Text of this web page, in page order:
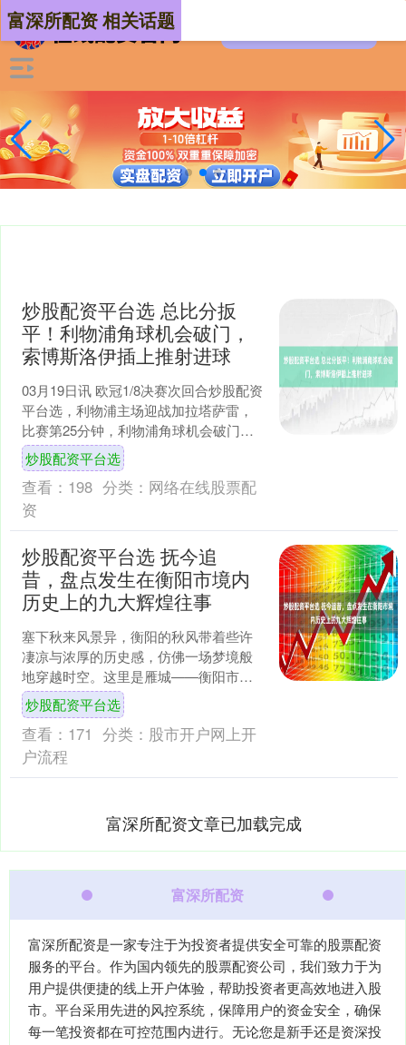
富深所配资 相关话题
炒股配资平台选 总比分扳
平！利物浦角球机会破门，
索博斯洛伊插上推射进球
03月19日讯 欧冠1/8决赛次回合炒股配资
平台选，利物浦主场迎战加拉塔萨雷，
比赛第25分钟，利物浦角球机会破门，
索博斯洛伊插上推射进球。利物浦总比
分1-1扳平....
炒股配资平台选
查看： 198 分类： 网络在线股票配
资
炒股配资平台选 抚今追
昔，盘点发生在衡阳市境内
历史上的九大辉煌往事
塞下秋来风景异，衡阳的秋风带着些许
凄凉与浓厚的历史感，仿佛一场梦境般
地穿越时空。这里是雁城——衡阳市，
湖南省的省域副中心城市，也是湘南地
区的一个重要城市，若从南....
炒股配资平台选
查看： 171 分类： 股市开户网上开
户流程
富深所配资文章已加载完成
富深所配资
富深所配资是一家专注于为投资者提供安全可靠的股票配资
服务的平台。作为国内领先的股票配资公司，我们致力于为
用户提供便捷的线上开户体验，帮助投资者更高效地进入股
市。平台采用先进的风控系统，保障用户的资金安全，确保
每一笔投资都在可控范围内进行。无论您是新手还是资深投